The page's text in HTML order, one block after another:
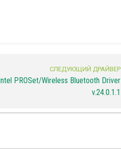
СЛЕДУЮЩИЙ ДРАЙВЕР
Intel PROSet/Wireless Bluetooth Driver
v.24.0.1.1